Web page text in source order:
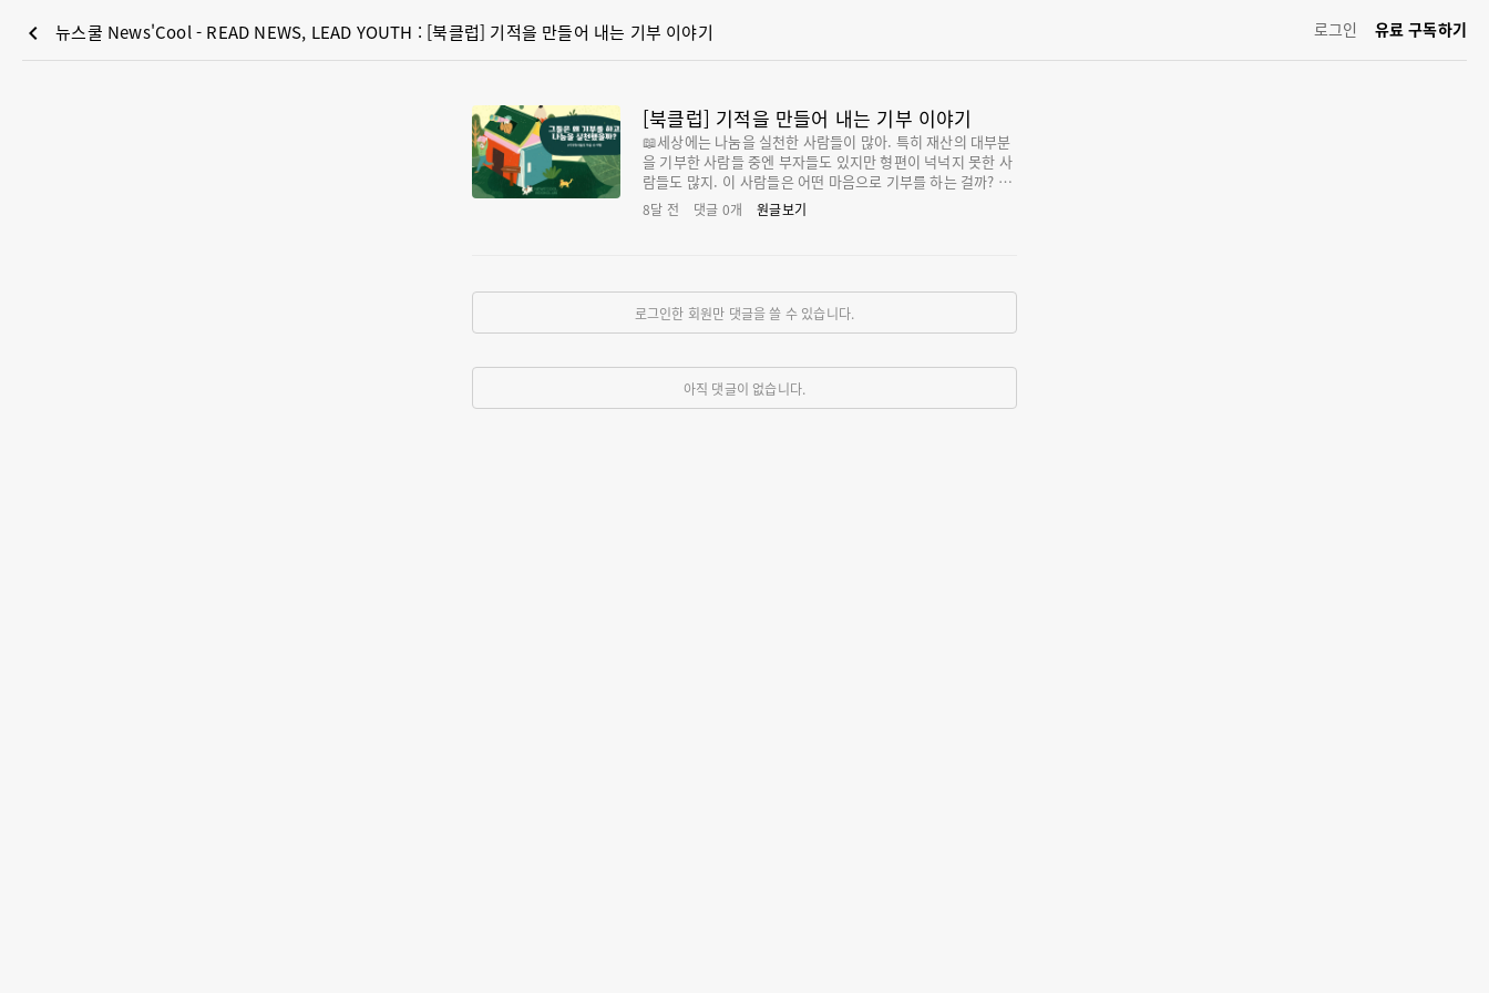
chevron_left 뉴스쿨 News'Cool - READ NEWS, LEAD YOUTH : [북클럽] 기적을 만들어 내는 기부 이야기 로그인 유료 구독하기
[북클럽] 기적을 만들어 내는 기부 이야기
📖세상에는 나눔을 실천한 사람들이 많아. 특히 재산의 대부분
을 기부한 사람들 중엔 부자들도 있지만 형편이 넉넉지 못한 사
람들도 많지. 이 사람들은 어떤 마음으로 기부를 하는 걸까? 이
들의 마음을 들여다본다면 우리도 따뜻한 마음을 나누는 사람
이 될 수 있을지도 몰라. 오늘은 기부를 실천한 사람들의 이야
| 파멜라 하워드 | 다산기획 - 예스24레모네이드 한 잔으로 기적
을 이룬 알렉스 스콧의 이야기어린이들은 누구나 다 세상을 바
워드 금상 수상[오프라 윈프리 토크쇼], NBC [오늘의 쇼] 등에
서 격찬한 알렉스 스콧의 감동을 만나보세요 레모네…다산기
8달 전 댓글 0개 원글보기
로그인한 회원만 댓글을 쓸 수 있습니다.
아직 댓글이 없습니다.